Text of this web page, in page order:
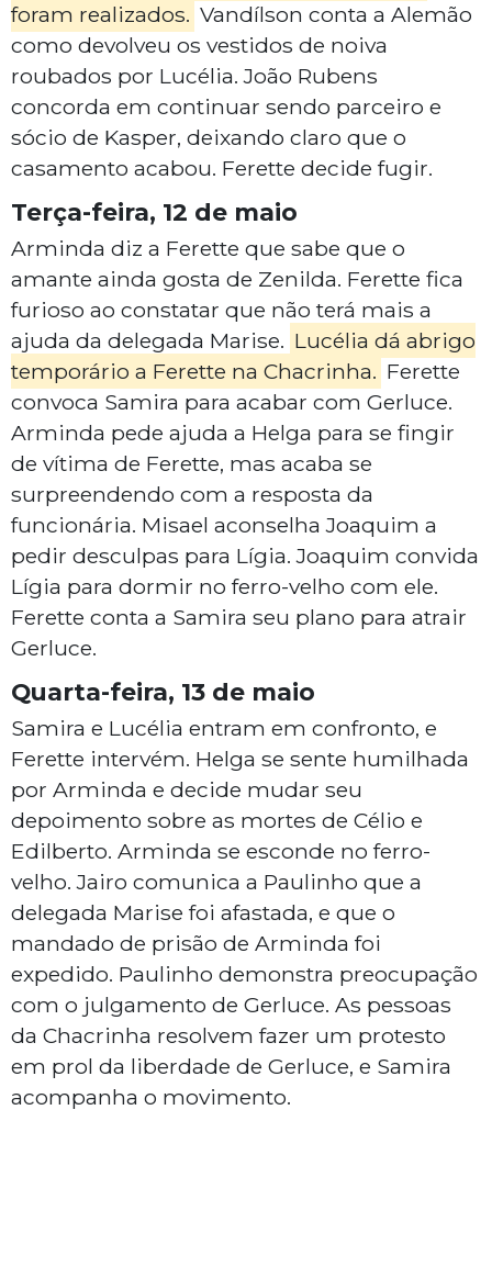
foram realizados. Vandílson conta a Alemão
como devolveu os vestidos de noiva
roubados por Lucélia. João Rubens
concorda em continuar sendo parceiro e
sócio de Kasper, deixando claro que o
casamento acabou. Ferette decide fugir.
Terça-feira, 12 de maio
Arminda diz a Ferette que sabe que o
amante ainda gosta de Zenilda. Ferette fica
furioso ao constatar que não terá mais a
ajuda da delegada Marise. Lucélia dá abrigo
temporário a Ferette na Chacrinha. Ferette
convoca Samira para acabar com Gerluce.
Arminda pede ajuda a Helga para se fingir
de vítima de Ferette, mas acaba se
surpreendendo com a resposta da
funcionária. Misael aconselha Joaquim a
pedir desculpas para Lígia. Joaquim convida
Lígia para dormir no ferro-velho com ele.
Ferette conta a Samira seu plano para atrair
Gerluce.
Quarta-feira, 13 de maio
Samira e Lucélia entram em confronto, e
Ferette intervém. Helga se sente humilhada
por Arminda e decide mudar seu
depoimento sobre as mortes de Célio e
Edilberto. Arminda se esconde no ferro-
velho. Jairo comunica a Paulinho que a
delegada Marise foi afastada, e que o
mandado de prisão de Arminda foi
expedido. Paulinho demonstra preocupação
com o julgamento de Gerluce. As pessoas
da Chacrinha resolvem fazer um protesto
em prol da liberdade de Gerluce, e Samira
acompanha o movimento.